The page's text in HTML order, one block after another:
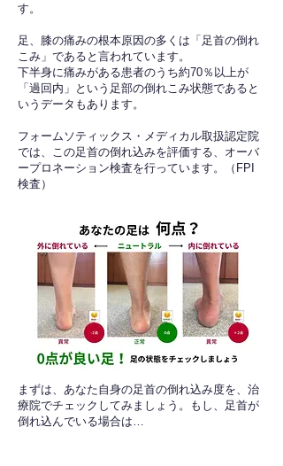
す。
足、膝の痛みの根本原因の多くは「足首の倒れ
こみ」であると言われています。
下半身に痛みがある患者のうち約70％以上が
「過回内」という足部の倒れこみ状態であると
いうデータもあります。
フォームソティックス・メディカル取扱認定院
では、この足首の倒れ込みを評価する、オーバ
ープロネーション検査を行っています。（FPI
検査）​
​まずは、あなた自身の足首の倒れ込み度を、治
療院でチェックしてみましょう。もし、足首が
倒れ込んでいる場合は…